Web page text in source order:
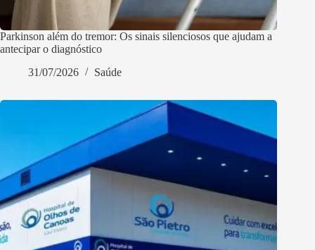
Parkinson além do tremor: Os sinais silenciosos que ajudam a
antecipar o diagnóstico
31/07/2026
Saúde